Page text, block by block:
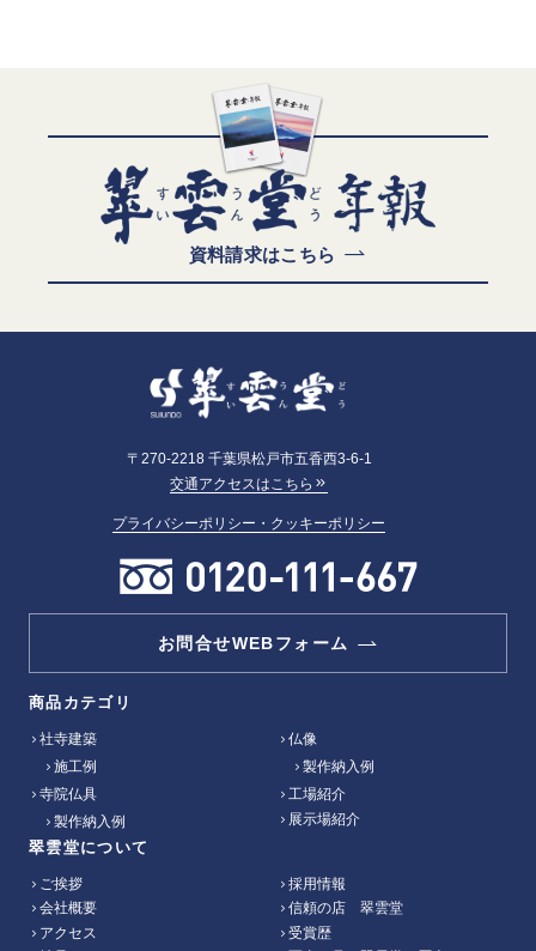
資料請求はこちら
〒270-2218 千葉県松戸市五香西3-6-1
交通アクセスはこちら
プライバシーポリシー・クッキーポリシー
お問合せWEBフォーム
商品カテゴリ
社寺建築
施工例
寺院仏具
製作納入例
仏像
製作納入例
工場紹介
展示場紹介
翠雲堂について
ご挨拶
会社概要
アクセス
採用情報
信頼の店 翠雲堂
受賞歴